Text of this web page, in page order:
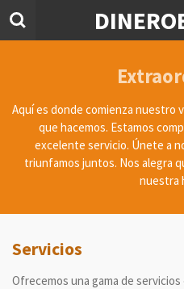
Ir
Aquí es donde comienza nuestro
que hacemos. Estamos
excelente servicio. Únete a
triunfamos juntos. Nos alegra
nuestra
Servicios
Ofrecemos una gama de